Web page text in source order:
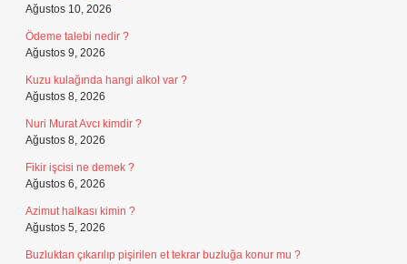
Ağustos 10, 2026
Ödeme talebi nedir ?
Ağustos 9, 2026
Kuzu kulağında hangi alkol var ?
Ağustos 8, 2026
Nuri Murat Avcı kimdir ?
Ağustos 8, 2026
Fikir işcisi ne demek ?
Ağustos 6, 2026
Azimut halkası kimin ?
Ağustos 5, 2026
Buzluktan çıkarılıp pişirilen et tekrar buzluğa konur mu ?